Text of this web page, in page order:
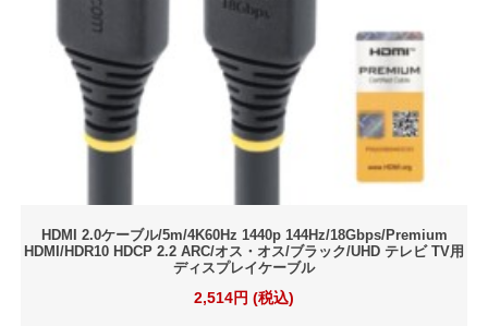
HDMI 2.0ケーブル/5m/4K60Hz 1440p 144Hz/18Gbps/Premium
HDMI/HDR10 HDCP 2.2 ARC/オス・オス/ブラック/UHD テレビ TV用
ディスプレイケーブル
2,514円 (税込)